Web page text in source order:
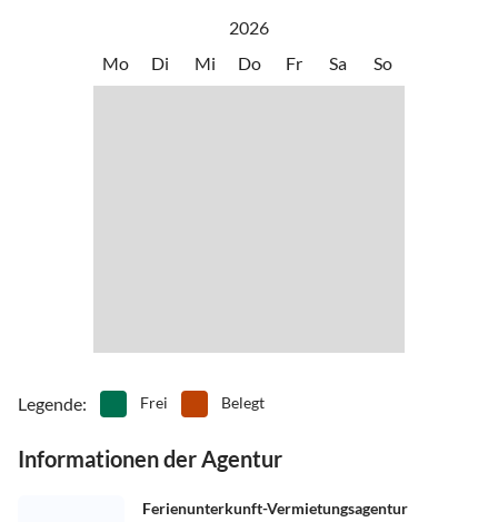
2026
Mo
Di Mi Do Fr Sa So
Legende: Frei Belegt
Informationen der Agentur
Ferienunterkunft-Vermietungsagentur